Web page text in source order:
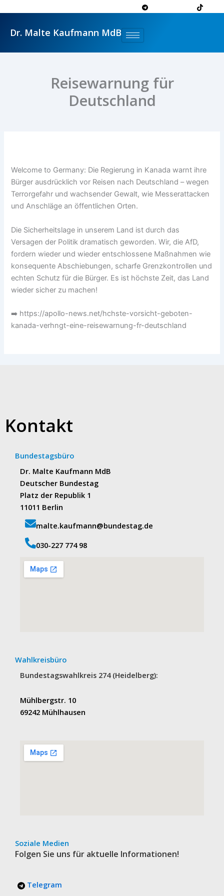
springen
Dr. Malte Kaufmann MdB
Reisewarnung für
Deutschland
Welcome to Germany: Die Regierung in Kanada warnt ihre
Bürger ausdrücklich vor Reisen nach Deutschland – wegen
Terrorgefahr und wachsender Gewalt, wie Messerattacken
und Anschläge an öffentlichen Orten.
Die Sicherheitslage in unserem Land ist durch das
Versagen der Politik dramatisch geworden. Wir, die AfD,
fordern wieder und wieder entschlossene Maßnahmen wie
konsequente Abschiebungen, scharfe Grenzkontrollen und
echten Schutz für die Bürger. Es ist höchste Zeit, das Land
wieder sicher zu machen!
➡️ https://apollo-news.net/hchste-vorsicht-geboten-
kanada-verhngt-eine-reisewarnung-fr-deutschland
Kontakt
Bundestagsbüro
Dr. Malte Kaufmann MdB
Deutscher Bundestag
Platz der Republik 1
11011 Berlin
malte.kaufmann@bundestag.de
‭030-227 774 98‬
Wahlkreisbüro
Bundestagswahlkreis 274 (Heidelberg):
Mühlbergstr. 10
69242 Mühlhausen
Soziale Medien
Folgen Sie uns für aktuelle Informationen!
Telegram